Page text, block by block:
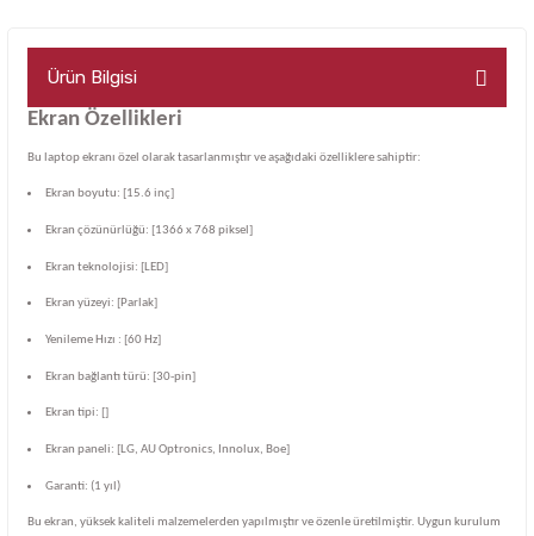
Ürün Bilgisi
Ekran Özellikleri
Bu laptop ekranı özel olarak tasarlanmıştır ve aşağıdaki özelliklere sahiptir:
Ekran boyutu: [15.6 inç]
Ekran çözünürlüğü: [1366 x 768 piksel]
Ekran teknolojisi: [LED]
Ekran yüzeyi: [Parlak]
Yenileme Hızı : [60 Hz]
Ekran bağlantı türü: [30-pin]
Ekran tipi: []
Ekran paneli: [LG, AU Optronics, Innolux, Boe]
Garanti: (1 yıl)
Bu ekran, yüksek kaliteli malzemelerden yapılmıştır ve özenle üretilmiştir. Uygun kurulum